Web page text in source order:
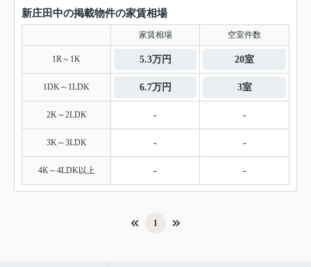
新庄田中の掲載物件の家賃相場
家賃相場 空室件数
1R～1K 5.3万円 20室
1DK～1LDK 6.7万円 3室
2K～2LDK - -
3K～3LDK - -
4K～4LDK以上 - -
1